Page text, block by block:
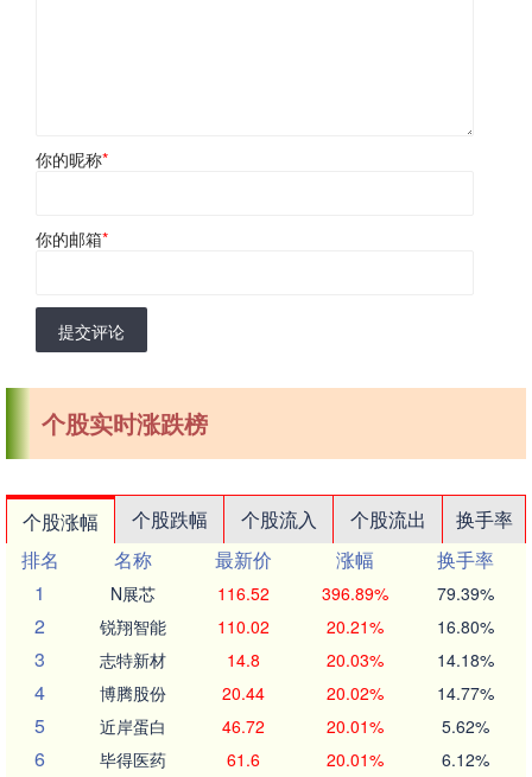
你的昵称*
你的邮箱*
提交评论
个股实时涨跌榜
个股涨幅 个股跌幅 个股流入 个股流出
换手率
排名
名称 最新价 涨幅
换手率
1
N展芯 116.52 396.89% 79.39%
2 锐翔智能 110.02 20.21% 16.80%
3 志特新材 14.8 20.03% 14.18%
4 博腾股份 20.44 20.02% 14.77%
5 近岸蛋白 46.72 20.01% 5.62%
6 毕得医药 61.6 20.01% 6.12%